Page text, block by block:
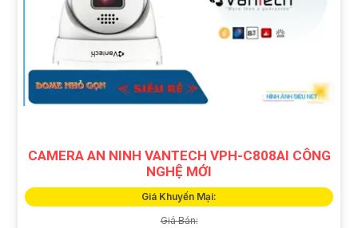
CAMERA AN NINH VANTECH VPH-C808AI CÔNG
NGHỆ MỚI
Giá Khuyến Mại:
Giá Bán: